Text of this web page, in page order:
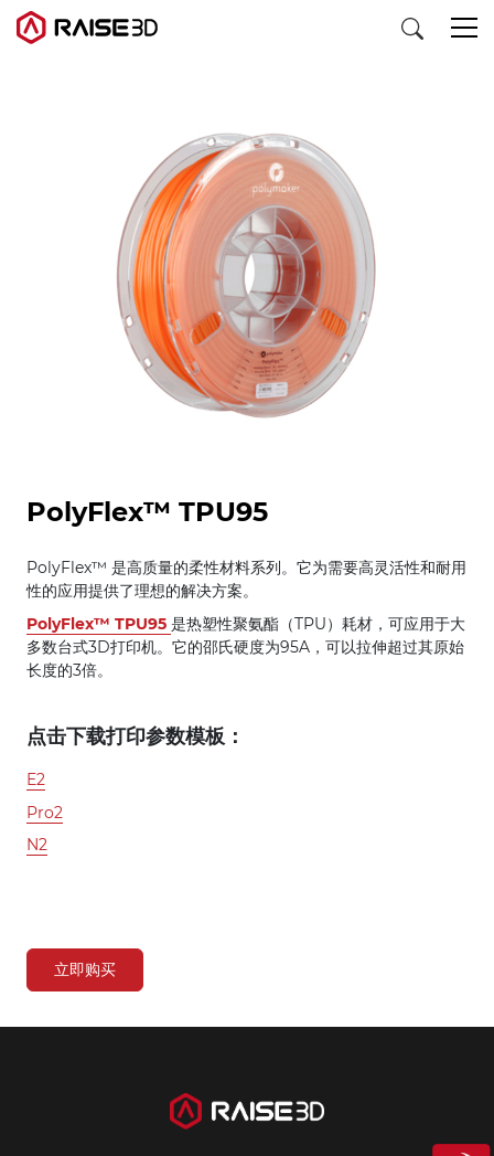
行业应用
PolyFlex™ TPU95
PolyFlex™ 是高质量的柔性材料系列。它为需要高灵活性和耐用
性的应用提供了理想的解决方案。
PolyFlex™ TPU95 是热塑性聚氨酯（TPU）耗材，可应用于大
多数台式3D打印机。它的邵氏硬度为95A，可以拉伸超过其原始
长度的3倍。
点击下载打印参数模板：
E2
Pro2
N2
立即购买